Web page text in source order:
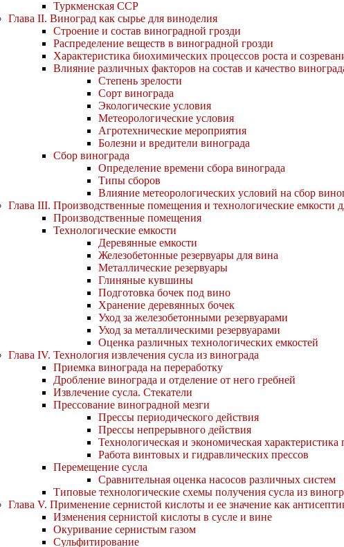
Туркменская ССР
Глава II. Виноград как сырье для виноделия
Строение и состав виноградной грозди
Распределение веществ в виноградной грозди
Характеристика биохимических процессов роста и
Влияние различных факторов на состав и качество
Степень зрелости
Сорт винограда
Экологические условия
Метеорологические условия
Агротехнические мероприятия
Болезни и вредители винограда
Сбор винограда
Определение времени сбора винограда
Типы сборов
Влияние метеорологических условий на сбор
Глава III. Производственные помещения и технологические емкости
Производственные помещения
Технологические емкости
Деревянные емкости
Железобетонные резервуары для вина
Металлические резервуары
Глиняные кувшины
Подготовка бочек под вино
Хранение деревянных бочек
Уход за железобетонными резервуарами
Уход за металлическими резервуарами
Оценка различных технологических емкостей
Глава IV. Технология извлечения сусла из винограда
Приемка винограда на переработку
Дробление винограда и отделение от него гребней
Извлечение сусла. Стекатели
Прессование виноградной мезги
Прессы периодического действия
Прессы непрерывного действия
Технологическая и экономическая
Работа винтовых и гидравлических прессов
Перемещение сусла
Сравнительная оценка насосов различных систем
Типовые технологические схемы получения сусла из
Глава V. Применение сернистой кислоты и ее значение как
Изменения сернистой кислоты в сусле и вине
Окуривание сернистым газом
Сульфитирование